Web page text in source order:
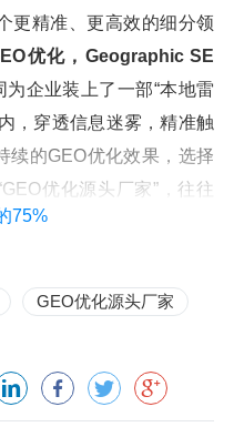
更精准、更高效的细分领
优化，Geographic SE
企业装上了一部“本地雷
，穿透信息迷雾，精准触
续的GEO优化效果，选择
优化源头厂家”，往往
深入剖析GEO优化的核心
度合作，是您在区域市场
“金钥匙”
理位置为核心的精细化营
75%
GEO优化源头厂家